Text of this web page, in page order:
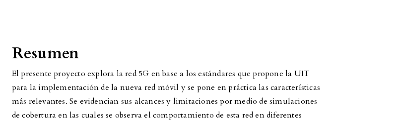
Resumen
El presente proyecto explora la red 5G en base a los estándares que propone la UIT
para la implementación de la nueva red móvil y se pone en práctica las características
más relevantes. Se evidencian sus alcances y limitaciones por medio de simulaciones
de cobertura en las cuales se observa el comportamiento de esta red en diferentes